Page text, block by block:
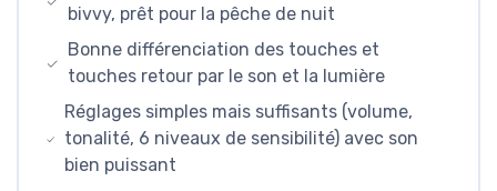
bivvy, prêt pour la pêche de nuit
Bonne différenciation des touches et
touches retour par le son et la lumière
Réglages simples mais suffisants (volume,
tonalité, 6 niveaux de sensibilité) avec son
bien puissant